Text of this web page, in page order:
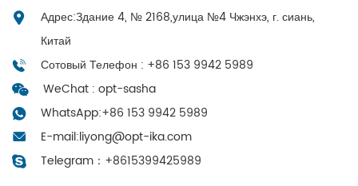
Адрес:Здание 4, № 2168,улица №4 Чжэнхэ, г. сиань,
Китай
Сотовый Телефон : +86 153 9942 5989
WeChat : opt-sasha
WhatsApp:+86 153 9942 5989
E-mail:liyong@opt-ika.com
Telegram： +8615399425989